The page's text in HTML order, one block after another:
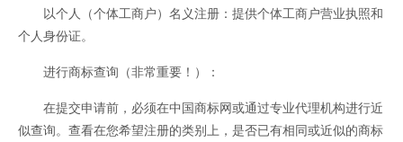
以个人（个体工商户）名义注册：提供个体工商户营业执照和
个人身份证。
进行商标查询（非常重要！）：
在提交申请前，必须在中国商标网或通过专业代理机构进行近
似查询。查看在您希望注册的类别上，是否已有相同或近似的商标